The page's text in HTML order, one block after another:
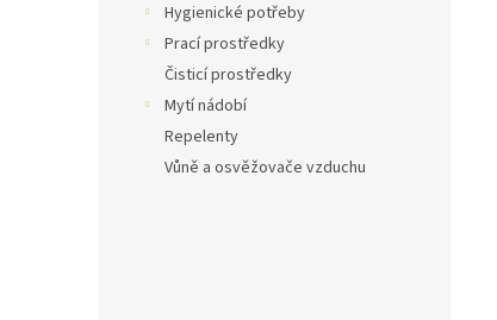
Hygienické potřeby
Prací prostředky
Čisticí prostředky
Mytí nádobí
Repelenty
Vůně a osvěžovače vzduchu